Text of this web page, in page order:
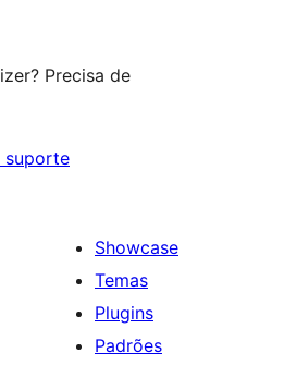
Precisa de
suporte
Showcase
Temas
Plugins
Padrões